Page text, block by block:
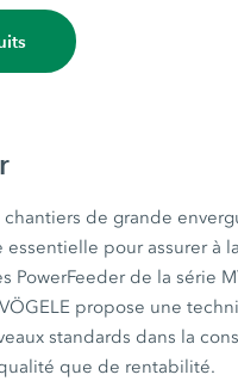
chantiers de grande
essentielle pour assurer à
PowerFeeder de la série
propose une
standards dans la
que de rentabilité.